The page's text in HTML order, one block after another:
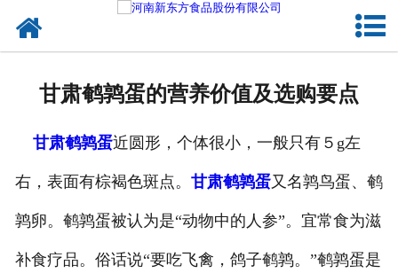
加入新东方
甘肃鹌鹑蛋的营养价值及选购要点
甘肃鹌鹑蛋近圆形，个体很小，一般只有５g左
右，表面有棕褐色斑点。 甘肃鹌鹑蛋又名鹑鸟蛋、鹌
鹑卵。鹌鹑蛋被认为是“动物中的人参”。宜常食为滋
补食疗品。俗话说“要吃飞禽，鸽子鹌鹑。”鹌鹑蛋是